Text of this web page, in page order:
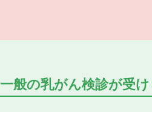
一般の乳がん検診が受